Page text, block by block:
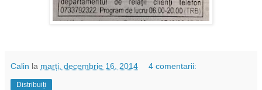
Calin la marți, decembrie 16, 2014 4 comentarii:
Distribuiți